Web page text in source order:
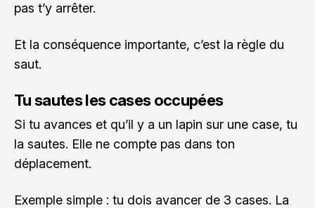
pas t’y arrêter.
Et la conséquence importante, c’est la règle du
saut.
Tu sautes les cases occupées
Si tu avances et qu’il y a un lapin sur une case, tu
la sautes. Elle ne compte pas dans ton
déplacement.
Exemple simple : tu dois avancer de 3 cases. La